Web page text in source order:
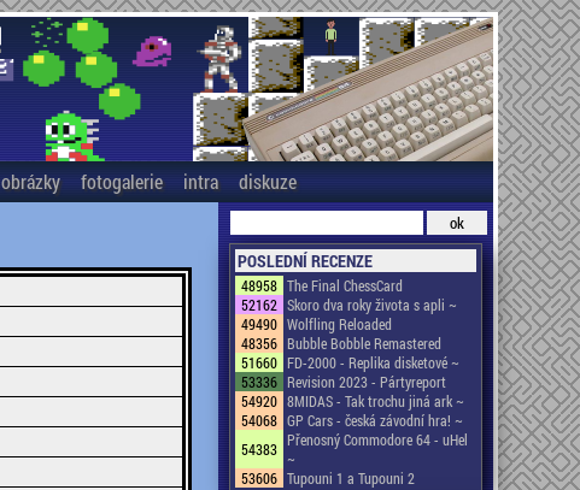
obrázky fotogalerie intra diskuze
POSLEDNÍ RECENZE
48958 The Final ChessCard
52162 Skoro dva roky života s apli ~
49490 Wolfling Reloaded
48356 Bubble Bobble Remastered
51660 FD-2000 - Replika disketové ~
53336 Revision 2023 - Pártyreport
54920 8MIDAS - Tak trochu jiná ark ~
54068 GP Cars - česká závodní hra! ~
54383 Přenosný Commodore 64 - uHel
~
53606 Tupouni 1 a Tupouni 2